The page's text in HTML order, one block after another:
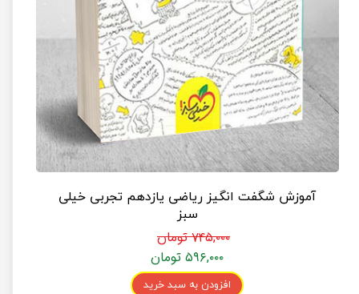
آموزش شگفت انگیز ریاضی یازدهم تجربی خیلی
سبز
۷۴۵,۰۰۰ تومان
۵۹۶,۰۰۰ تومان
افزودن به سبد خرید